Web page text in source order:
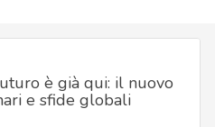
è già qui: il nuovo
e sfide globali